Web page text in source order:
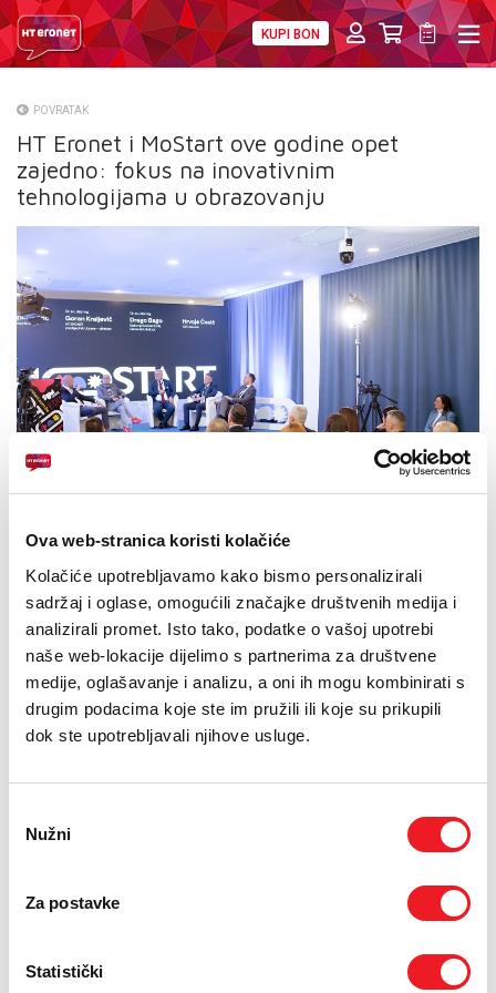
Ova web-stranica koristi kolačiće
Kolačiće upotrebljavamo kako bismo personalizirali
sadržaj i oglase, omogućili značajke društvenih medija i
analizirali promet. Isto tako, podatke o vašoj upotrebi
naše web-lokacije dijelimo s partnerima za društvene
medije, oglašavanje i analizu, a oni ih mogu kombinirati s
drugim podacima koje ste im pružili ili koje su prikupili
dok ste upotrebljavali njihove usluge.
pristanka
Nužni
Za postavke
Statistički
KUPI BON
O NAMA
PRESS
VELEPRODAJA
MOJ PROFIL
E-RAČUN
POVRATAK
HT Eronet i MoStart ove godine opet
zajedno: fokus na inovativnim
tehnologijama u obrazovanju
U kampusu Sveučilišta u Mostaru otvorena je treća po
redu međunarodna konferencija MoStart. Uz podršku HT
Eroneta, MoStart okuplja vrhunske stručnjake iz područja
obrazovanja i tehnologije s ciljem promicanja digitalne
transformacije i suvremenih pristupa učenju.
Fokus je na inovativnim tehnologijama u obrazovanju, gamifikaciji,
zanimljivu su panel-diskusiju razmijenili predsjednik Uprave HT
Eroneta dr. sc. Goran Kraljević, izvršni direktor Bug.hr-a Dragan
Na pitanje s panela – „Kako znanost i IT spašavaju dan“, Kraljević je
računarstva i sl., obvezuje na cjeloživotno učenje bez dopuštanja
stanke jer i mali zaostatak veliki je korak unatrag prema novim